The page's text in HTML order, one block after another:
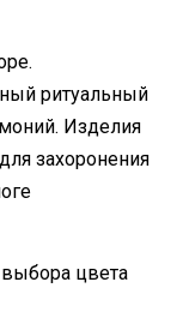
ритуальный
Изделия
захоронения
цвета